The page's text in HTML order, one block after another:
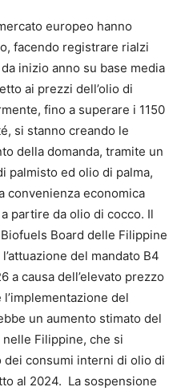
europeo hanno
facendo registrare rialzi
inizio anno su base media
ai prezzi dell’olio di
fino a superare i 1150
si stanno creando le
della domanda, tramite un
palmisto ed olio di palma,
convenienza economica
partire da olio di cocco. Il
Board delle Filippine
del mandato B4
a causa dell’elevato prezzo
del
un aumento stimato del
Filippine, che si
consumi interni di olio di
al 2024. La sospensione